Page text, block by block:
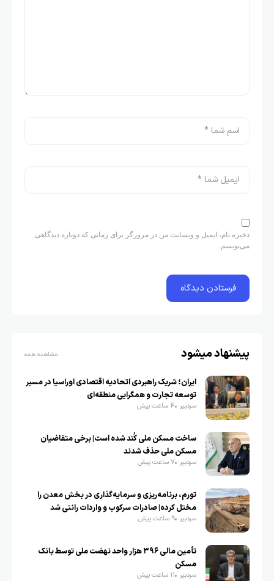
ذخیره نام، ایمیل و وبسایت من در مرورگر برای زمانی که دوباره دیدگاهی
می‌نویسم.
پیشنهاد میشود مشاهده همه
ایران؛ شریک راهبردی اتحادیه اقتصادی اوراسیا در مسیر
توسعه تجارت و همگرایی منطقه‌ای
سردبیر 4 ساعت پیش
ساخت مسکن ملی کُند شده است| برخی متقاضیان
مسکن ملی حذف شدند
سردبیر 7 ساعت پیش
تورم، برنامه‌ریزی و سرمایه‌گذاری در بخش معدن را
مختل کرده| صادرات سرکوب و واردات رانتی شد
سردبیر 9 ساعت پیش
تأمین مالی ۳۹۶ هزار واحد نهضت ملی توسط بانک
مسکن
سردبیر 11 ساعت پیش